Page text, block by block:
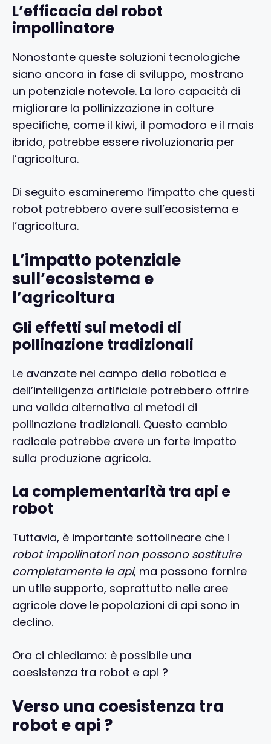
L’efficacia del robot
impollinatore
Nonostante queste soluzioni tecnologiche
siano ancora in fase di sviluppo, mostrano
un potenziale notevole. La loro capacità di
migliorare la pollinizzazione in colture
specifiche, come il kiwi, il pomodoro e il mais
ibrido, potrebbe essere rivoluzionaria per
l’agricoltura.
Di seguito esamineremo l’impatto che questi
robot potrebbero avere sull’ecosistema e
l’agricoltura.
L’impatto potenziale
sull’ecosistema e
l’agricoltura
Gli effetti sui metodi di
pollinazione tradizionali
Le avanzate nel campo della robotica e
dell’intelligenza artificiale potrebbero offrire
una valida alternativa ai metodi di
pollinazione tradizionali. Questo cambio
radicale potrebbe avere un forte impatto
sulla produzione agricola.
La complementarità tra api e
robot
Tuttavia, è importante sottolineare che i
robot impollinatori non possono sostituire
completamente le api, ma possono fornire
un utile supporto, soprattutto nelle aree
agricole dove le popolazioni di api sono in
declino.
Ora ci chiediamo: è possibile una
coesistenza tra robot e api ?
Verso una coesistenza tra
robot e api ?